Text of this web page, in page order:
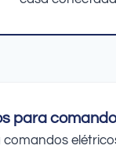
para
comandos